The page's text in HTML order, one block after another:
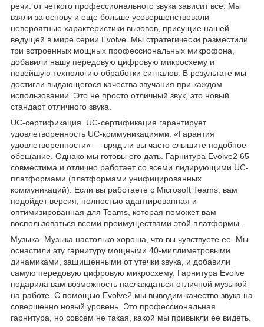
речи: от четкого профессионального звука зависит всё. Мы
взяли за основу и еще больше усовершенствовали
невероятные характеристики вызовов, присущие нашей
ведущей в мире серии Evolve. Мы стратегически разместили
три встроенных мощных профессиональных микрофона,
добавили нашу передовую цифровую микросхему и
новейшую технологию обработки сигналов. В результате мы
достигли выдающегося качества звучания при каждом
использовании. Это не просто отличный звук, это новый
стандарт отличного звука.
UC-сертификация. UС-сертификация гарантирует
удовлетворенность UC-коммуникациями. «Гарантия
удовлетворенности» — вряд ли вы часто слышите подобное
обещание. Однако мы готовы его дать. Гарнитура Evolve2 65
совместима и отлично работает со всеми лидирующими UC-
платформами (платформами унифицированных
коммуникаций). Если вы работаете с Microsoft Teams, вам
подойдет версия, полностью адаптированная и
оптимизированная для Teams, которая поможет вам
воспользоваться всеми преимуществами этой платформы.
Музыка. Музыка настолько хороша, что вы чувствуете ее. Мы
оснастили эту гарнитуру мощными 40-миллиметровыми
динамиками, защищенными от утечки звука, и добавили
самую передовую цифровую микросхему. Гарнитура Evolve
подарила вам возможность наслаждаться отличной музыкой
на работе. С помощью Evolve2 мы выводим качество звука на
совершенно новый уровень. Это профессиональная
гарнитура, но совсем не такая, какой мы привыкли ее видеть.